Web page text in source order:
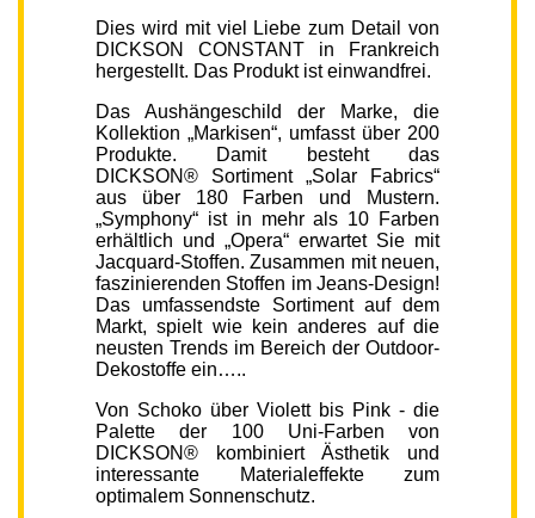
Dies wird mit viel Liebe zum Detail von
DICKSON CONSTANT in Frankreich
hergestellt. Das Produkt ist einwandfrei.
Das Aushängeschild der Marke, die
Kollektion „Markisen“, umfasst über 200
Produkte. Damit besteht das
DICKSON® Sortiment „Solar Fabrics“
aus über 180 Farben und Mustern.
„Symphony“ ist in mehr als 10 Farben
erhältlich und „Opera“ erwartet Sie mit
Jacquard-Stoffen. Zusammen mit neuen,
faszinierenden Stoffen im Jeans-Design!
Das umfassendste Sortiment auf dem
Markt, spielt wie kein anderes auf die
neusten Trends im Bereich der Outdoor-
Dekostoffe ein…..
Von Schoko über Violett bis Pink - die
Palette der 100 Uni-Farben von
DICKSON® kombiniert Ästhetik und
interessante Materialeffekte zum
optimalem Sonnenschutz.